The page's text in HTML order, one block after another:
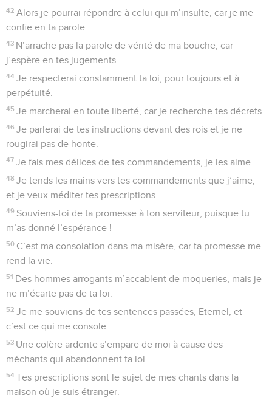
42 Alors je pourrai répondre à celui qui m’insulte, car je me
confie en ta parole.
43 N’arrache pas la parole de vérité de ma bouche, car
j’espère en tes jugements.
44 Je respecterai constamment ta loi, pour toujours et à
perpétuité.
45 Je marcherai en toute liberté, car je recherche tes décrets.
46 Je parlerai de tes instructions devant des rois et je ne
rougirai pas de honte.
47 Je fais mes délices de tes commandements, je les aime.
48 Je tends les mains vers tes commandements que j’aime,
et je veux méditer tes prescriptions.
49 Souviens-toi de ta promesse à ton serviteur, puisque tu
m’as donné l’espérance !
50 C’est ma consolation dans ma misère, car ta promesse me
rend la vie.
51 Des hommes arrogants m’accablent de moqueries, mais je
ne m’écarte pas de ta loi.
52 Je me souviens de tes sentences passées, Eternel, et
c’est ce qui me console.
53 Une colère ardente s’empare de moi à cause des
méchants qui abandonnent ta loi.
54 Tes prescriptions sont le sujet de mes chants dans la
maison où je suis étranger.